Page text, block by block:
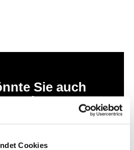
Cookies
Sie auch